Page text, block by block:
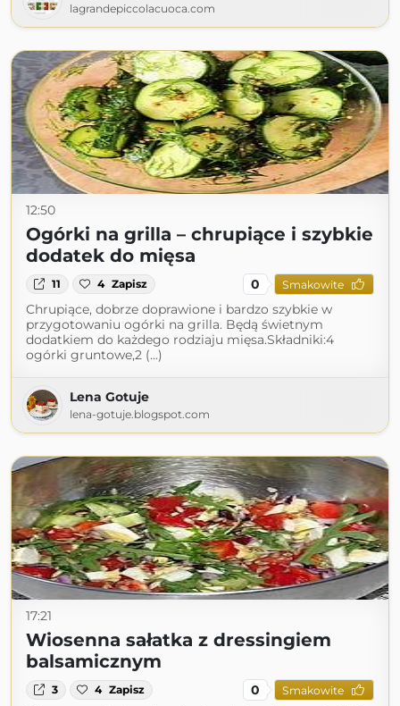
lagrandepiccolacuoca.com
12:50
Ogórki na grilla – chrupiące i szybkie
dodatek do mięsa
11 4 Zapisz 0 Smakowite
Chrupiące, dobrze doprawione i bardzo szybkie w
przygotowaniu ogórki na grilla. Będą świetnym
dodatkiem do każdego rodziaju mięsa.Składniki:4
ogórki gruntowe,2 (...)
Lena Gotuje
lena-gotuje.blogspot.com
17:21
Wiosenna sałatka z dressingiem
balsamicznym
3 4 Zapisz 0 Smakowite